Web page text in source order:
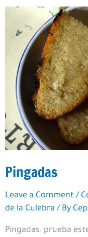
año
Pingadas
Leave a Comment /
de la Culebra / By
Pingadas: prueba